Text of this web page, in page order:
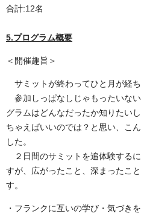
合計:12名
5.プログラム概要
＜開催趣旨＞
サミットが終わってひと月が経ち
参加しっぱなしじゃもったいな
グラムはどんなだったか知りたい
ちゃえばいいのでは？と思い、こ
した。
２日間のサミットを追体験する
すが、広がったこと、深まったこ
す。
・フランクに互いの学び・気づき